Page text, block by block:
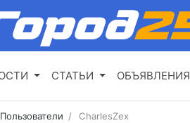
СТАТЬИ ОБЪЯВЛЕНИЯ
Пользователи CharlesZex